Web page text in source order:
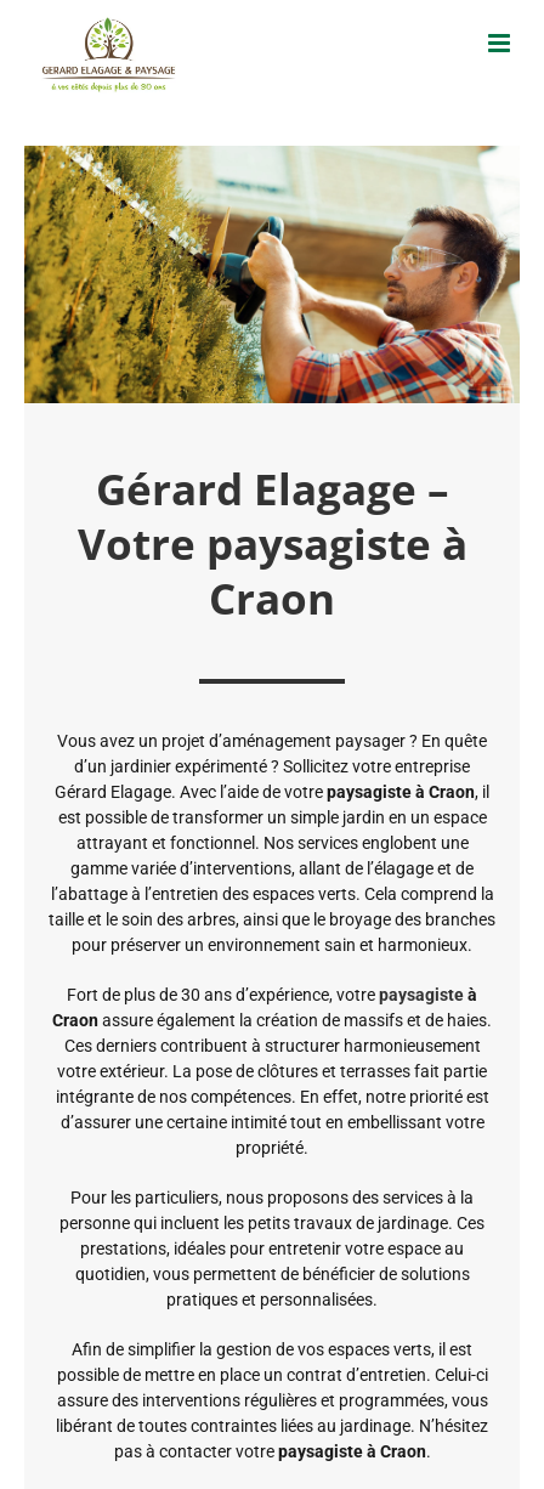
Gérard Elagage –
Votre paysagiste à
Craon
Vous avez un projet d’aménagement paysager ? En quête
d’un jardinier expérimenté ? Sollicitez votre entreprise
Gérard Elagage. Avec l’aide de votrepaysagiste à Craon, il
est possible de transformer un simple jardin en un espace
attrayant et fonctionnel. Nos services englobent une
gamme variée d’interventions, allant de l’élagage et de
l’abattage à l’entretien des espaces verts. Cela comprend la
taille et le soin des arbres, ainsi que le broyage des branches
pour préserver un environnement sain et harmonieux.
Fort de plus de 30 ans d’expérience, votrepaysagisteà
Craonassure également la création de massifs et de haies.
Ces derniers contribuent à structurer harmonieusement
votre extérieur. La pose de clôtures et terrasses fait partie
intégrante de nos compétences. En effet, notre priorité est
d’assurer une certaine intimité tout en embellissant votre
propriété.
Pour les particuliers, nous proposons des services à la
personne qui incluent les petits travaux de jardinage. Ces
prestations, idéales pour entretenir votre espace au
quotidien, vous permettent de bénéficier de solutions
pratiques et personnalisées.
Afin de simplifier la gestion de vos espaces verts, il est
possible de mettre en place un contrat d’entretien. Celui-ci
assure des interventions régulières et programmées, vous
libérant de toutes contraintes liées au jardinage. N’hésitez
pas à contacter votrepaysagiste à Craon.